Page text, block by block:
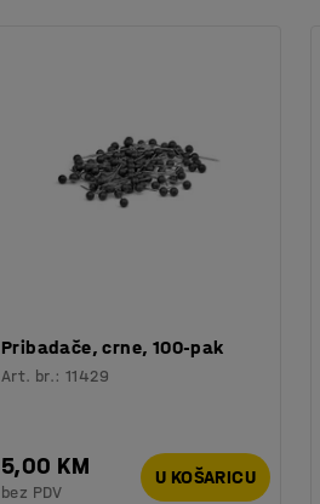
Pribadače, crne, 100-pak
Art. br.:11429
5,00 KM
bez PDV
U KOŠARICU